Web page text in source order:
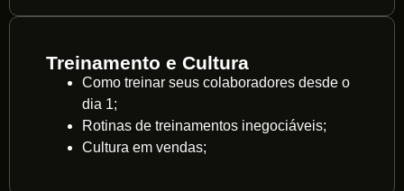
Treinamento e Cultura
Como treinar seus colaboradores desde o
dia 1;
Rotinas de treinamentos inegociáveis;
Cultura em vendas;